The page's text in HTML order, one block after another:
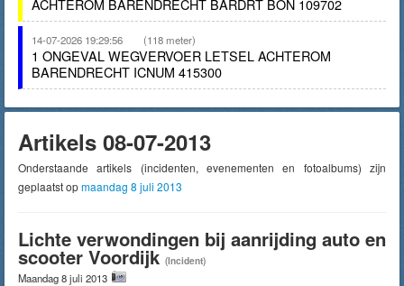
ACHTEROM BARENDRECHT BARDRT BON 109702
14-07-2026 19:29:56 (118 meter)
1 ONGEVAL WEGVERVOER LETSEL ACHTEROM
BARENDRECHT ICNUM 415300
Artikels 08-07-2013
Onderstaande artikels (incidenten, evenementen en fotoalbums) zijn
geplaatst opmaandag 8 juli 2013
Lichte verwondingen bij aanrijding auto en
scooter Voordijk (Incident)
Maandag 8 juli 2013